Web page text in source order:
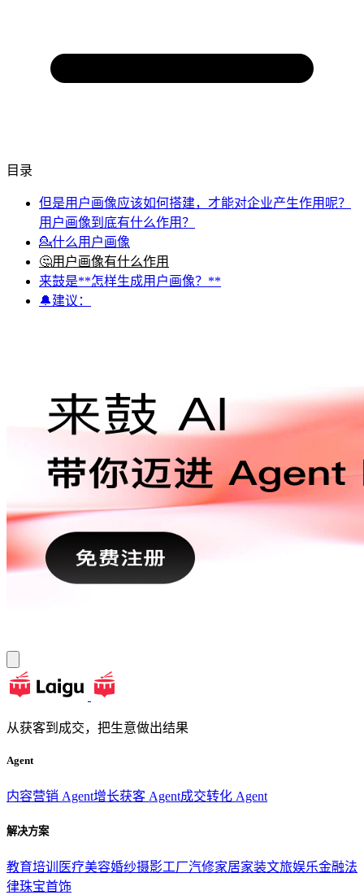
目录
但是用户画像应该如何搭建，才能对企业产生作用呢？
用户画像到底有什么作用？
💁什么用户画像
🤔用户画像有什么作用
来鼓是**怎样生成用户画像？**
🔔建议：
从获客到成交，把生意做出结果
Agent
内容营销 Agent增长获客 Agent成交转化 Agent
解决方案
教育培训 医疗美容婚纱摄影工厂汽修家居家装文旅娱乐金融法
律珠宝首饰